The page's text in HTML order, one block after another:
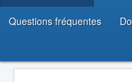
Questions fréquentes